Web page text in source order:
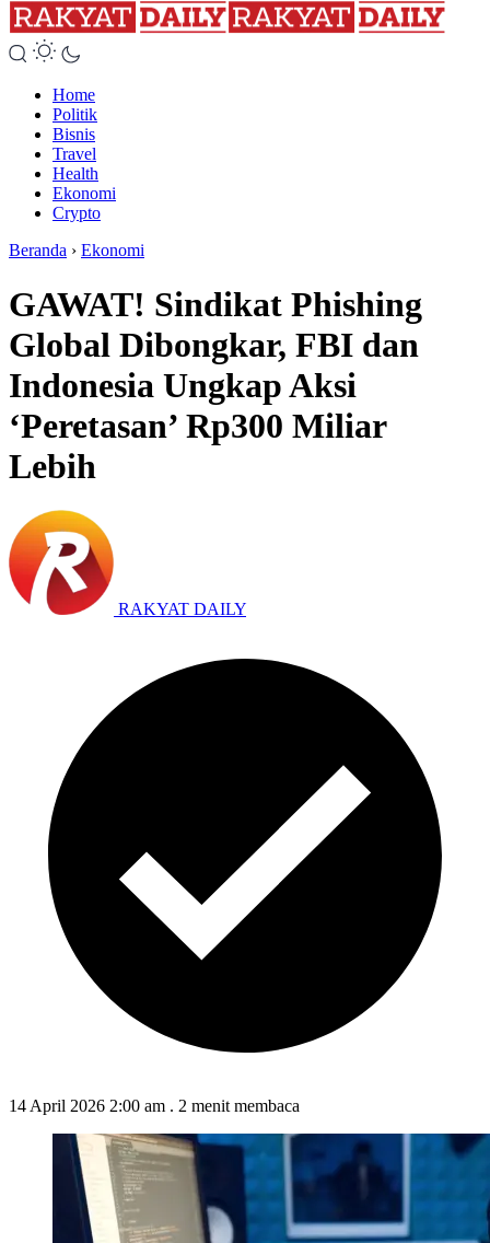
Home
Politik
Bisnis
Travel
Health
Ekonomi
Crypto
Beranda › Ekonomi
GAWAT! Sindikat Phishing
Global Dibongkar, FBI dan
Indonesia Ungkap Aksi
‘Peretasan’ Rp300 Miliar
Lebih
RAKYAT DAILY
14 April 2026 2:00 am . 2 menit membaca